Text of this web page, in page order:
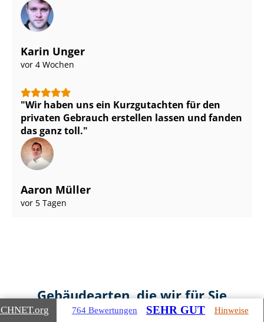
Karin Unger
vor 4 Wochen
Wir haben uns ein Kurzgutachten für den
privaten Gebrauch erstellen lassen und fanden
das ganz toll.
Aaron Müller
vor 5 Tagen
Gebäudearten, die wir für Sie
bewerten
.org 764 Bewertungen SEHR GUT Hinweise